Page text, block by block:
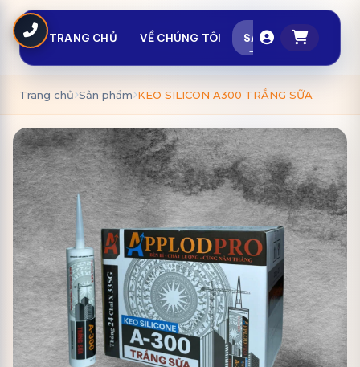
TRANG CHỦ VỀ CHÚNG TÔI SẢN PHẨM
Trang chủ Sản phẩm KEO SILICON A300 TRẮNG SỮA